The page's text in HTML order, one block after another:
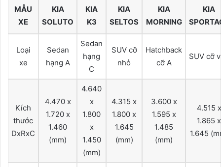
MẪU
XE
KIA
SOLUTO
KIA
K3
KIA
SELTOS
KIA
MORNING
KIA
Loại
xe
Sedan
hạng A
Sedan
hạng
C
SUV cỡ
nhỏ
Hatchback
cỡ A
SUV cỡ
Kích
thước
DxRxC
4.470 x
1.720 x
1.460
(mm)
4.640
x
1.800
x
1.450
(mm)
4.315 x
1.800 x
1.645
(mm)
3.600 x
1.595 x
1.485
(mm)
4.515 x
1.865 x
1.645